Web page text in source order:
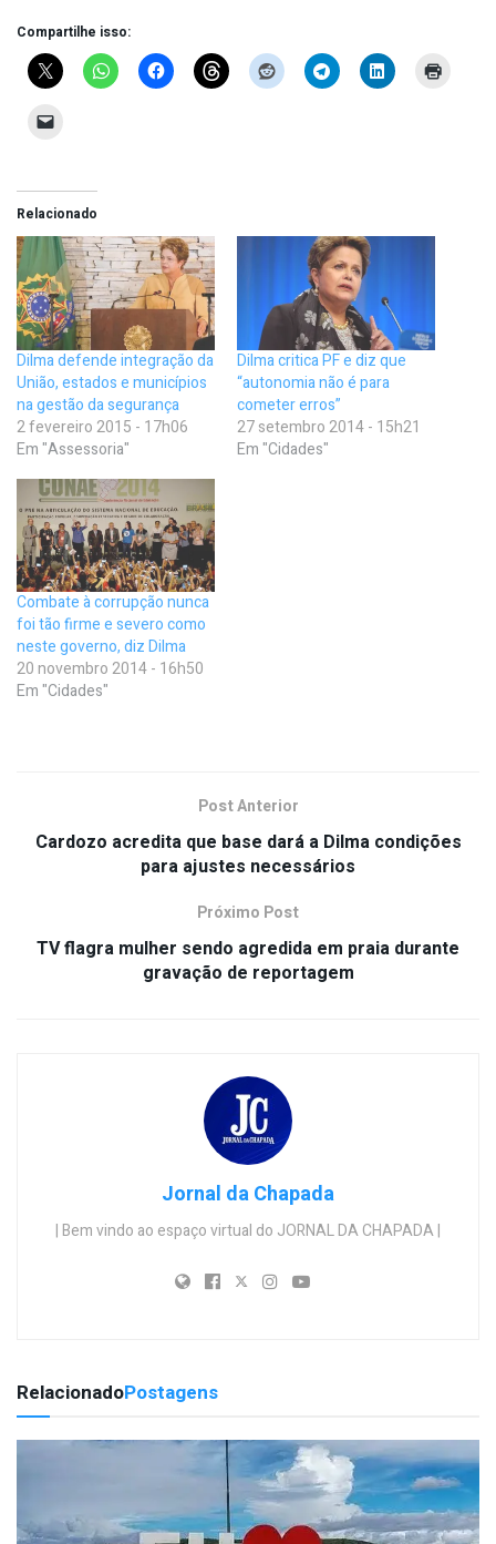
Compartilhe isso:
Relacionado
Dilma defende integração da
União, estados e municípios
na gestão da segurança
2 fevereiro 2015 - 17h06
Em "Assessoria"
Dilma critica PF e diz que
“autonomia não é para
cometer erros”
27 setembro 2014 - 15h21
Em "Cidades"
Combate à corrupção nunca
foi tão firme e severo como
neste governo, diz Dilma
20 novembro 2014 - 16h50
Em "Cidades"
Post Anterior
Cardozo acredita que base dará a Dilma condições
para ajustes necessários
Próximo Post
TV flagra mulher sendo agredida em praia durante
gravação de reportagem
Jornal da Chapada
| Bem vindo ao espaço virtual do JORNAL DA CHAPADA |
RelacionadoPostagens